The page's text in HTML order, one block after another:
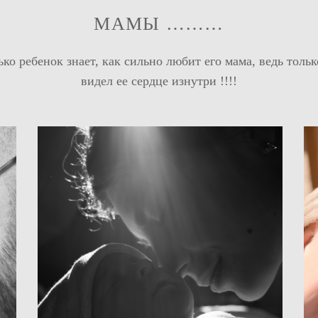
МАМЫ ………
ребенок знает, как сильно любит его мама, ведь
видел ее сердце изнутри !!!!